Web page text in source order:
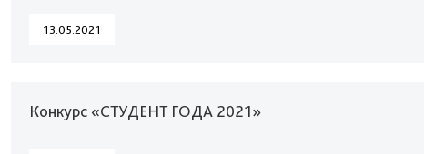
13.05.2021
Конкурс «СТУДЕНТ ГОДА 2021»